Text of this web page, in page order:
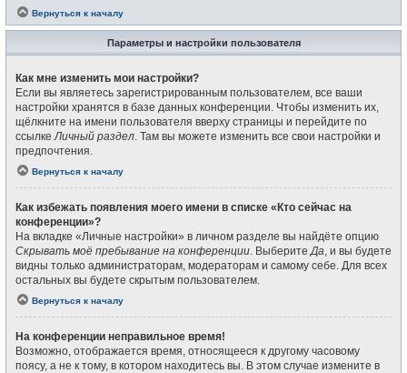
Вернуться к началу
Параметры и настройки пользователя
Как мне изменить мои настройки?
Если вы являетесь зарегистрированным пользователем, все ваши
настройки хранятся в базе данных конференции. Чтобы изменить их,
щёлкните на имени пользователя вверху страницы и перейдите по
ссылкеЛичный раздел. Там вы можете изменить все свои настройки и
предпочтения.
Вернуться к началу
Как избежать появления моего имени в списке «Кто сейчас на
конференции»?
На вкладке «Личные настройки» в личном разделе вы найдёте опцию
Скрывать моё пребывание на конференции. ВыберитеДа, и вы будете
видны только администраторам, модераторам и самому себе. Для всех
остальных вы будете скрытым пользователем.
Вернуться к началу
На конференции неправильное время!
Возможно, отображается время, относящееся к другому часовому
поясу, а не к тому, в котором находитесь вы. В этом случае измените в